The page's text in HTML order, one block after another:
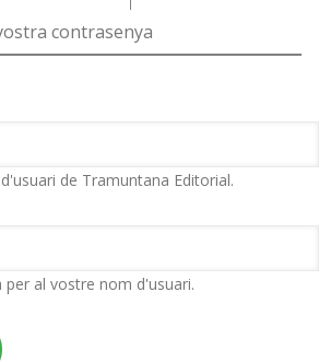
contrasenya
de Tramuntana Editorial.
al vostre nom d'usuari.